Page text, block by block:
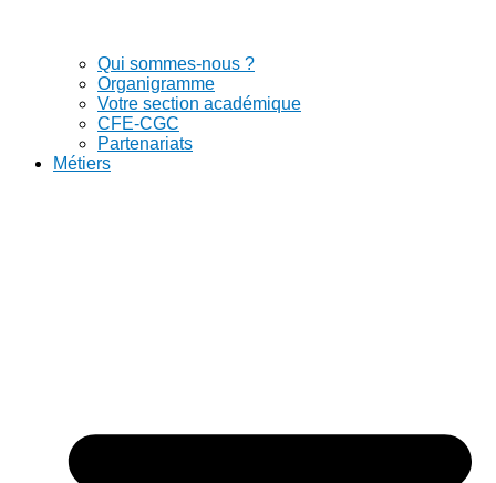
Qui sommes-nous ?
Organigramme
Votre section académique
CFE-CGC
Partenariats
Métiers